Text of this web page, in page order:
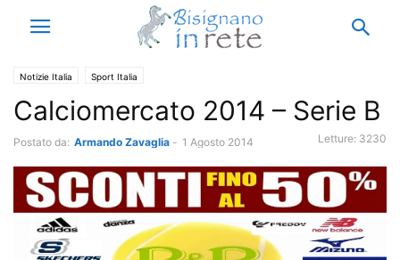
Notizie Italia Sport Italia
Calciomercato 2014 – Serie B
Postato da: Armando Zavaglia - 1 Agosto 2014 Letture: 3230